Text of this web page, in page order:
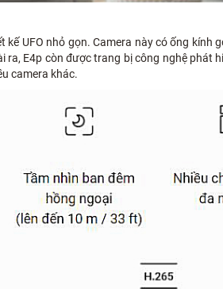
UFO nhỏ gọn. Camera này có ống
E4p còn được trang bị công nghệ
camera khác.